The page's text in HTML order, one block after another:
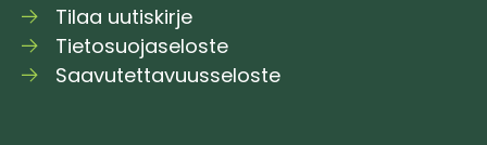
Tilaa uutiskirje
Tietosuojaseloste
Saavutettavuusseloste